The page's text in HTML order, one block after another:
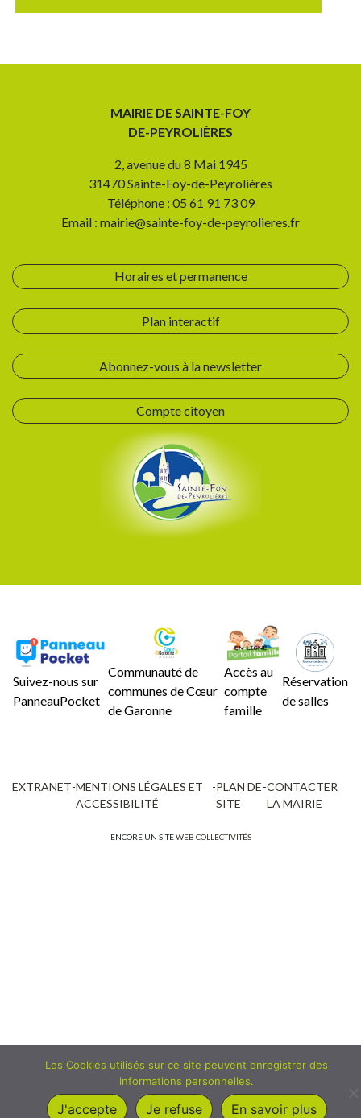
MAIRIE DE SAINTE-FOY
DE-PEYROLIÈRES
2, avenue du 8 Mai 1945
31470 Sainte-Foy-de-Peyrolières
Téléphone : 05 61 91 73 09
Email : mairie@sainte-foy-de-peyrolieres.fr
Horaires et permanence
Plan interactif
Abonnez-vous à la newsletter
Compte citoyen
Suivez-nous sur
PanneauPocket
Communauté de
communes de Cœur
de Garonne
Accès au
compte
famille
Réservation
de salles
EXTRANET-MENTIONS LÉGALES ET
ACCESSIBILITÉ
-PLAN DE
SITE
-CONTACTER
LA MAIRIE
ENCORE UN SITEWEB COLLECTIVITÉS
Les Cookies utilisés sur ce site peuvent enregistrer des
informations personnelles.
J'accepte Je refuse En savoir plus